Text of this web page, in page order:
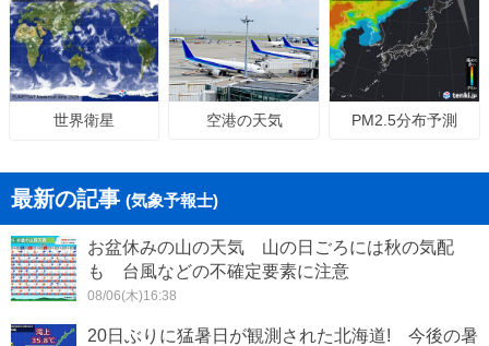
世界衛星 空港の天気 PM2.5分布予測
最新の記事 (気象予報士)
お盆休みの山の天気 山の日ごろには秋の気配
も 台風などの不確定要素に注意
08/06(木)16:38
20日ぶりに猛暑日が観測された北海道! 今後の暑